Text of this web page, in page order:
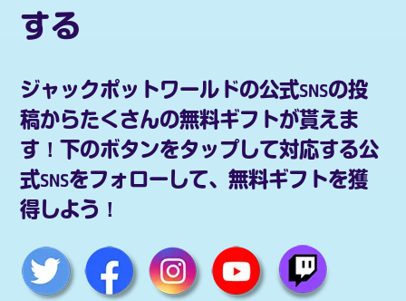
する
ジャックポットワールドの公式SNSの投
稿からたくさんの無料ギフトが貰えま
す！下のボタンをタップして対応する公
式SNSをフォローして、無料ギフトを獲
得しよう！